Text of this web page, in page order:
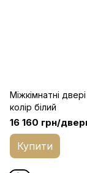
Міжкімнатні
колір білий
16 160 грн/
Купити